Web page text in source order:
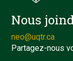
Nous
neo@uqtr.ca
Partagez-nous